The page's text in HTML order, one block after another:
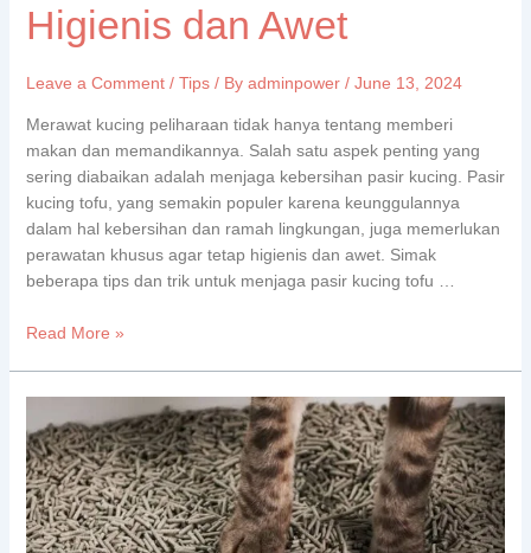
Higienis dan Awet
Leave a Comment / Tips/ By adminpower / June 13, 2024
Merawat kucing peliharaan tidak hanya tentang memberi
makan dan memandikannya. Salah satu aspek penting yang
sering diabaikan adalah menjaga kebersihan pasir kucing. Pasir
kucing tofu, yang semakin populer karena keunggulannya
dalam hal kebersihan dan ramah lingkungan, juga memerlukan
perawatan khusus agar tetap higienis dan awet. Simak
beberapa tips dan trik untuk menjaga pasir kucing tofu …
Read More »
Pasir
Kucing
Tofu
Bisa
Dicuci?